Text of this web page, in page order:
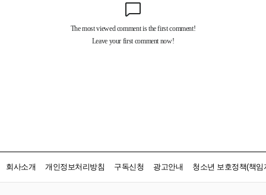
회사소개 개인정보처리방침 구독신청 광고안내 청소년 보호정책(책임